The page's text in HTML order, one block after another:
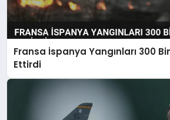
Fransa İspanya Yangınları 300
Ettirdi